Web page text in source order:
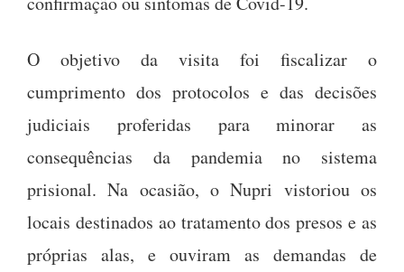
O objetivo da visita foi fiscalizar o
cumprimento dos protocolos e das decisões
judiciais proferidas para minorar as
consequências da pandemia no sistema
prisional. Na ocasião, o Nupri vistoriou os
locais destinados ao tratamento dos presos e as
próprias alas, e ouviram as demandas de